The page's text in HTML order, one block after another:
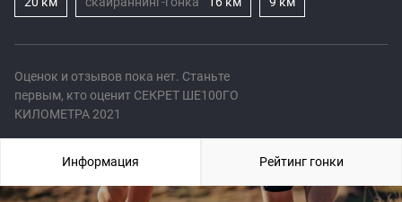
Оценок и отзывов пока нет. Станьте
первым, кто оценит СЕКРЕТ ШЕ100ГО
КИЛОМЕТРА 2021
Информация Рейтинг гонки